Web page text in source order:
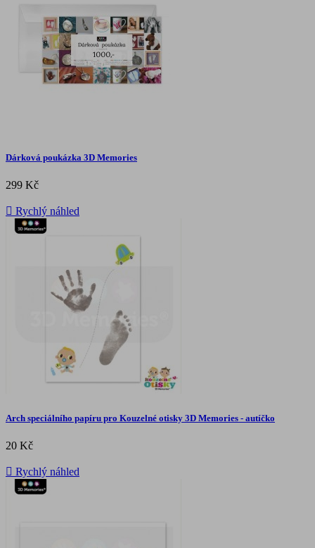
Dárková poukázka 3D Memories
299 Kč
 Rychlý náhled
Arch speciálního papíru pro Kouzelné otisky 3D Memories - autíčko
20 Kč
 Rychlý náhled